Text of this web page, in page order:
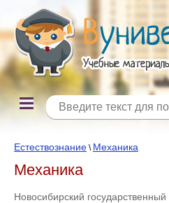
Естествознание \ Механика
Механика
Новосибирский